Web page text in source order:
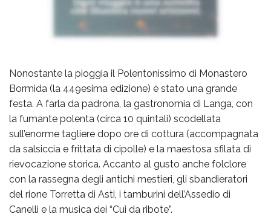
Nonostante la pioggia il Polentonissimo di Monastero
Bormida (la 449esima edizione) è stato una grande
festa. A farla da padrona, la gastronomia di Langa, con
la fumante polenta (circa 10 quintali) scodellata
sull’enorme tagliere dopo ore di cottura (accompagnata
da salsiccia e frittata di cipolle) e la maestosa sfilata di
rievocazione storica. Accanto al gusto anche folclore
con la rassegna degli antichi mestieri, gli sbandieratori
del rione Torretta di Asti, i tamburini dell’Assedio di
Canelli e la musica dei “Cui da ribote”.